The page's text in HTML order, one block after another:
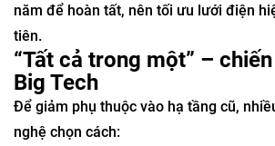
năm để hoàn tất, nên tối ưu lưới điện
tiên.
“Tất cả trong một” –
Big Tech
Để giảm phụ thuộc vào hạ tầng cũ,
nghệ chọn cách: